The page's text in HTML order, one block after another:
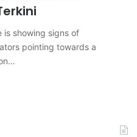
is showing signs of
pointing towards a